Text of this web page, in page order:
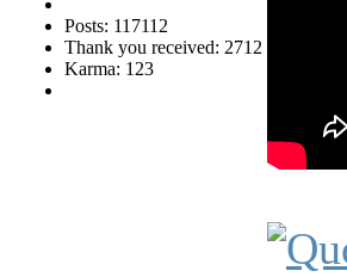
Posts: 117112
Thank you received: 2712
Karma: 123